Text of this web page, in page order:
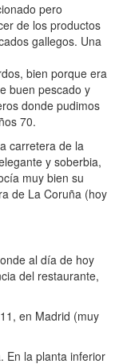
pero
de los productos
gallegos. Una
bien porque era
buen pescado y
donde pudimos
70.
carretera de la
y soberbia,
muy bien su
de La Coruña (hoy
al día de hoy
del restaurante,
en Madrid (muy
En la planta inferior